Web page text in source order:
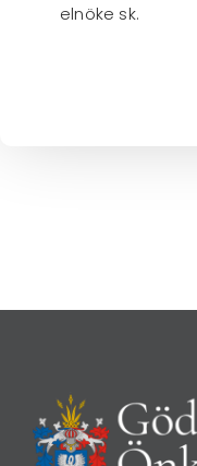
elnöke sk.